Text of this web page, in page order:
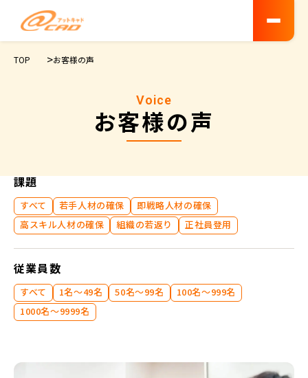
TOP お客様の声
Voice
お客様の声
課題
すべて 若手人材の確保
即戦略人材の確保
高スキル人材の確保
組織の若返り 正社員登用
従業員数
すべて 1名～49名 50名～99名
100名〜999名
1000名～9999名